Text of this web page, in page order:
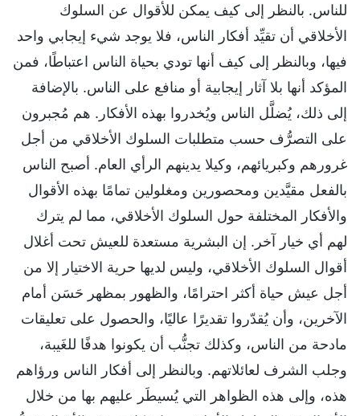
للناس. بالنظر إلى كيف يمكن للأقوال عن السلوك
الأخلاقي أن تقيِّد أفكار الناس، فلا يوجد شيء إيجابي واحد
فيها، وبالنظر إلى كيف أنها تودي بحياة الناس اعتباطًا، فمن
المؤكد أنها بلا آثار إيجابية أو منافع على الناس. بالإضافة
إلى ذلك، يُضلَّل الناس ويُخدروا بهذه الأفكار. هم مُجبرون
على التصرُّف حسب متطلبات السلوك الأخلاقي من أجل
غرورهم وكبريائهم، وكيلا يدينهم الرأي العام. أصبح الناس
بالفعل مقيَّدين ومحصورين ومغلولين تمامًا بهذه الأقوال
والأفكار المختلفة حول السلوك الأخلاقي، مما لم يترك
لهم أي خيار آخر. إن البشرية مستعدة للعيش تحت أغلال
أقوال السلوك الأخلاقي، وليس لديها حرية الاختيار إلا من
أجل عيش حياة أكثر احترامًا، والظهور بمظهر حَسَن أمام
الآخرين، وأن يُقدّروا تقديرًا عاليًا، والحصول على تعليقات
مادحة من الناس، وكذلك تجنُّب أن يكونوا هدفًا للغَيبة،
وجلب الشرف لعائلاتهم. وبالنظر إلى أفكار الناس ورؤاهم
هذه، وإلى هذه الظواهر التي يُسيطَر عليهم بها من خلال